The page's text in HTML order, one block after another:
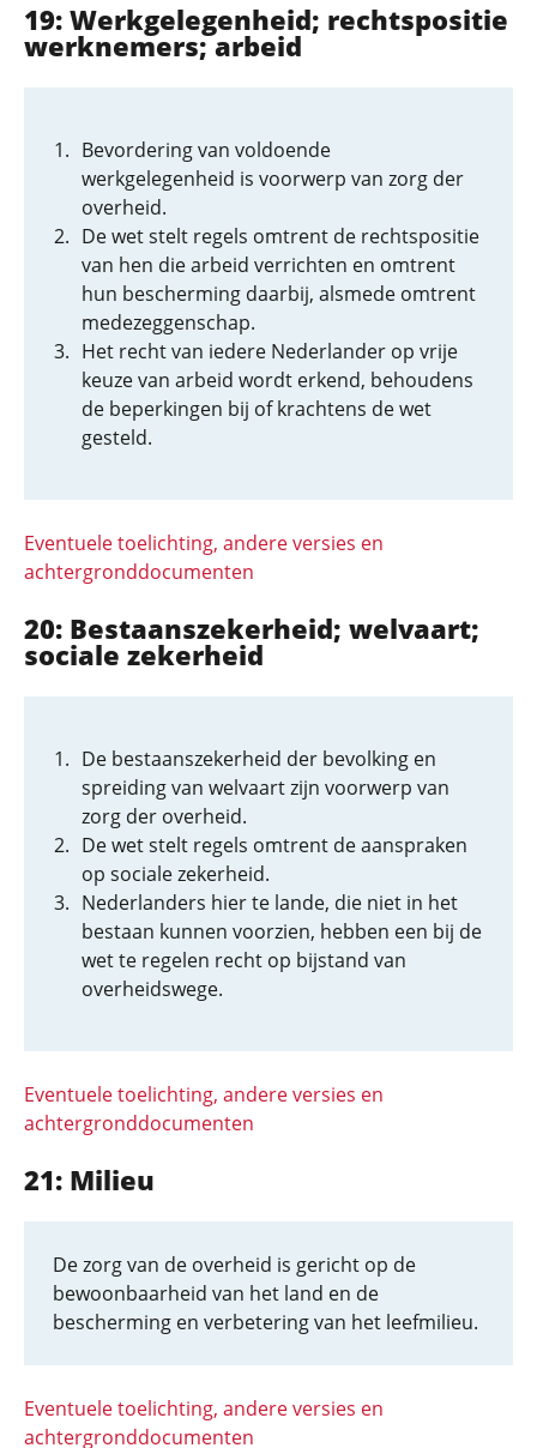
19: Werkgelegenheid; rechtspositie
werknemers; arbeid
Bevordering van voldoende
werkgelegenheid is voorwerp van zorg der
overheid.
De wet stelt regels omtrent de rechtspositie
van hen die arbeid verrichten en omtrent
hun bescherming daarbij, alsmede omtrent
medezeggenschap.
Het recht van iedere Nederlander op vrije
keuze van arbeid wordt erkend, behoudens
de beperkingen bij of krachtens de wet
gesteld.
Eventuele toelichting, andere versies en
achtergronddocumenten
20: Bestaanszeker­heid; welvaart;
sociale zekerheid
De bestaanszekerheid der bevolking en
spreiding van welvaart zijn voorwerp van
zorg der overheid.
De wet stelt regels omtrent de aanspraken
op sociale zekerheid.
Nederlanders hier te lande, die niet in het
bestaan kunnen voorzien, hebben een bij de
wet te regelen recht op bijstand van
overheidswege.
Eventuele toelichting, andere versies en
achtergronddocumenten
21: Milieu
De zorg van de overheid is gericht op de
bewoonbaarheid van het land en de
bescherming en verbetering van het leefmilieu.
Eventuele toelichting, andere versies en
achtergronddocumenten